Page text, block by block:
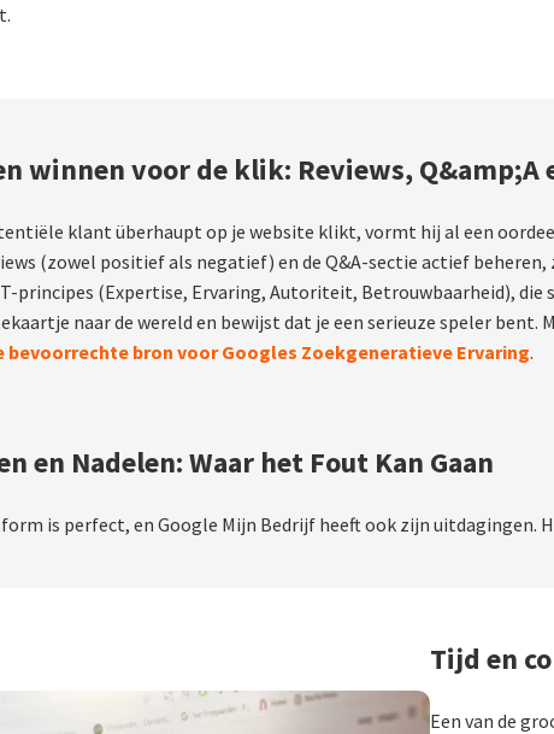
winnen voor de klik: Reviews, Q&amp;A
klant überhaupt op je website klikt, vormt hij al een
(zowel positief als negatief) en de Q&A-sectie actief
T-principes (Expertise, Ervaring, Autoriteit, Betrouwbaarheid),
naar de wereld en bewijst dat je een serieuze speler bent.
bevoorrechte bron voor Googles Zoekgeneratieve Ervaring.
en Nadelen: Waar het Fout Kan Gaan
is perfect, en Google Mijn Bedrijf heeft ook zijn uitdagingen.
Tijd en
Een van de